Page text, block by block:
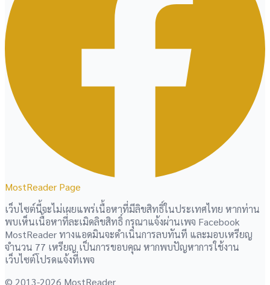
MostReader Page
เว็บไซต์นี้จะไม่เผยแพร่เนื้อหาที่มีลิขสิทธิ์ในประเทศไทย หากท่าน
พบเห็นเนื้อหาที่ละเมิดลิขสิทธิ์ กรุณาแจ้งผ่านเพจ Facebook
MostReader ทางแอดมินจะดำเนินการลบทันที และมอบเหรียญ
จำนวน 77 เหรียญ เป็นการขอบคุณ หากพบปัญหาการใช้งาน
เว็บไซต์โปรดแจ้งที่เพจ
© 2013-2026 MostReader